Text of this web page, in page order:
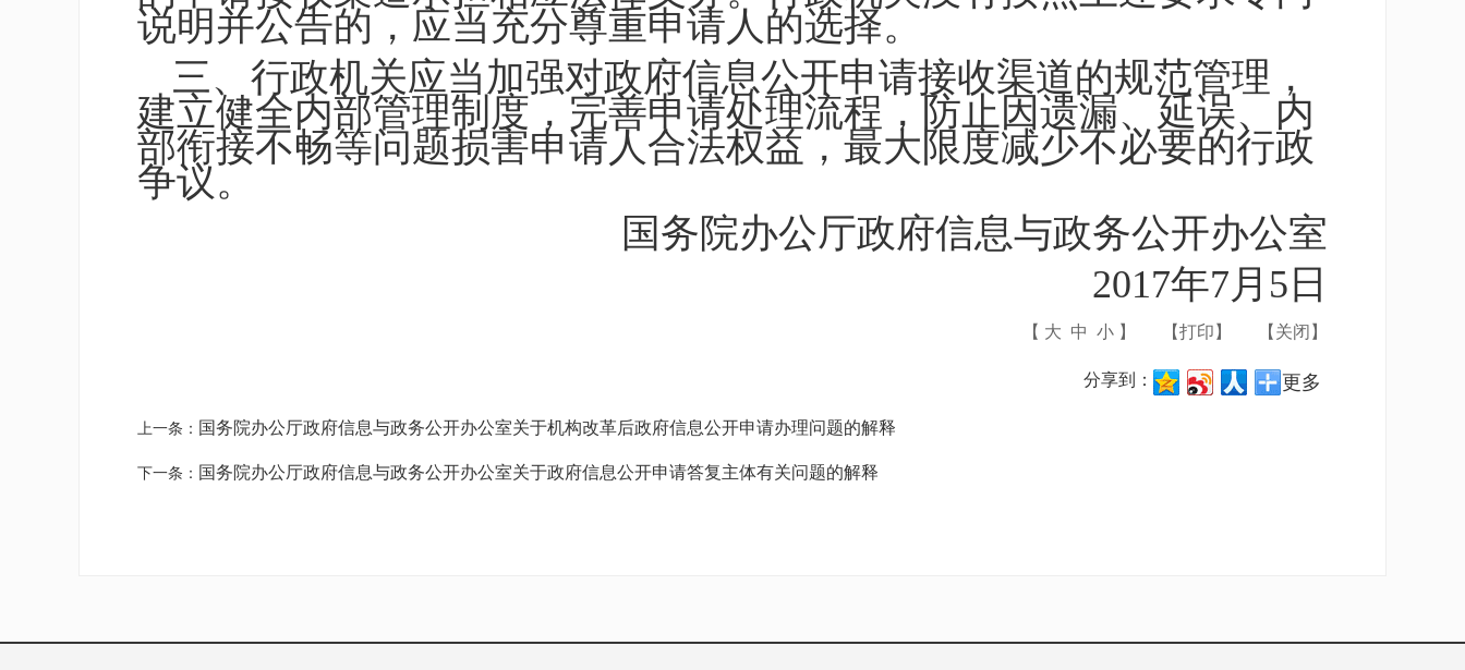
说明并公告的，应当充分尊重申请人的选择。
三、行政机关应当加强对政府信息公开申请接收渠道的规范管理，
建立健全内部管理制度，完善申请处理流程，防止因遗漏、延误、内
部衔接不畅等问题损害申请人合法权益，最大限度减少不必要的行政
争议。
国务院办公厅政府信息与政务公开办公室
2017年7月5日
【 大 中 小 】 【打印 】 【 关闭 】
更多
分享到：
上一条： 国务院办公厅政府信息与政务公开办公室关于机构改革后政府信息公开申请办理问题的解释
下一条： 国务院办公厅政府信息与政务公开办公室关于政府信息公开申请答复主体有关问题的解释